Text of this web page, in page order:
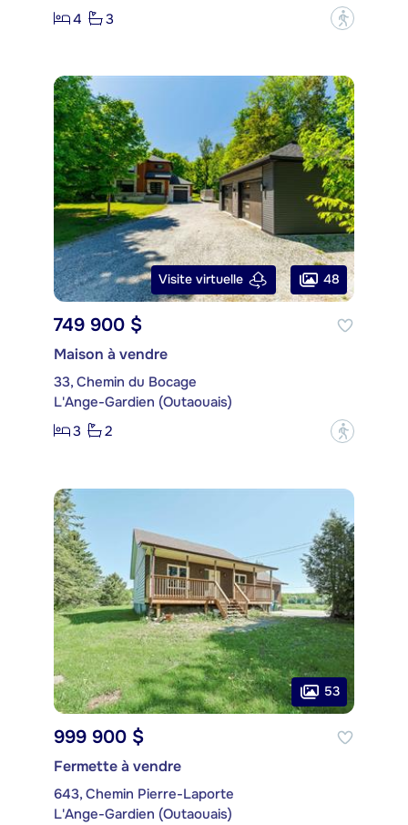
4
3 ?
Visite virtuelle 48
749 900 $
Maison à vendre
33, Chemin du Bocage
L'Ange-Gardien (Outaouais)
3
2 ?
53
999 900 $
Fermette à vendre
643, Chemin Pierre-Laporte
L'Ange-Gardien (Outaouais)